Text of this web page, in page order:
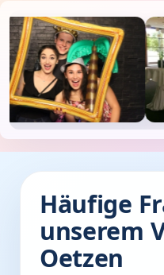
Häufige
unserem
Oetzen